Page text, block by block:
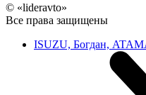
© «lideravto»
Все права защищены
ISUZU, Богдан,